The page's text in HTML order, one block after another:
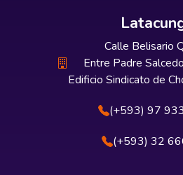
Calle Belisario
Entre Padre
Edificio Sindicato de
(+593) 97
(+593) 32